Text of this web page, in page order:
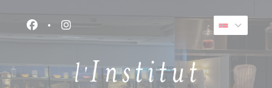
Facebook ((åpner i et nytt vindu))
Instagram ((åpner i et nytt vindu))